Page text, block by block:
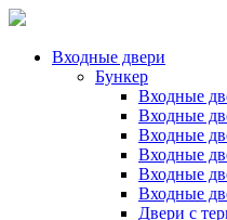
Входные двери
Бункер
Входные
Входные
Входные
Входные
Входные
Входные
Двери с